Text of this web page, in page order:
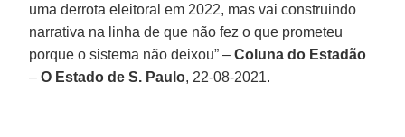
uma derrota eleitoral em 2022, mas vai construindo
narrativa na linha de que não fez o que prometeu
porque o sistema não deixou” –Coluna do Estadão
–O Estado de S. Paulo, 22-08-2021.